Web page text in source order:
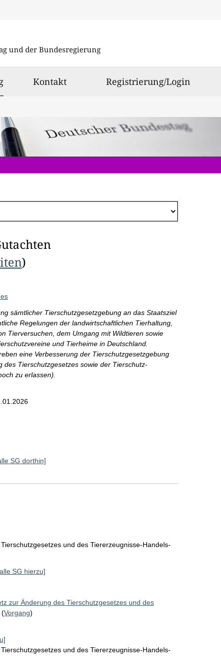
und der Bundesregierung
ausgewählt
Kontakt Registrierung/Login
)
sämtlicher Tierschutzgesetzgebung an das Staatsziel
Regelungen der landwirtschaftlichen Tierhaltung,
Tierversuchen, dem Umgang mit Wildtieren sowie
und Tierheime in Deutschland.
eine Verbesserung der Tierschutzgesetzgebung
Tierschutzgesetzes sowie der Tierschutz-
zu erlassen).
SG dorthin]
und des Tiererzeugnisse-Handels-
SG hierzu]
zur Änderung des Tierschutzgesetzes und des
Vorgang)
und des Tiererzeugnisse-Handels-